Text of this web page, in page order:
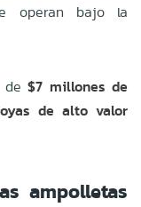
operan bajo la
de$7 millones de
de alto valor
ampolletas